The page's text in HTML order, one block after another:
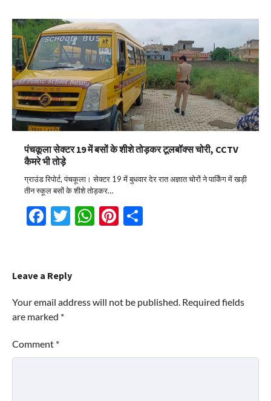
पंचकूला सेक्टर 19 में बसों के शीशे तोड़कर टूलबॉक्स चोरी, CCTV
कैमरे भी तोड़े
ग्राउंड रिपोर्ट, पंचकूला। सेक्टर 19 में बुधवार देर रात अज्ञात चोरों ने पार्किंग में खड़ी
तीन स्कूल बसों के शीशे तोड़कर…
Facebook
Twitter
WhatsApp
Pinterest
Leave a Reply
Your email address will not be published. Required fields
are marked *
Comment *